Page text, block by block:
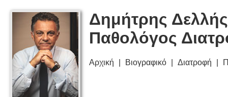
Δημήτρης
Παθολόγος
Αρχική Βιογραφικό Διατροφή